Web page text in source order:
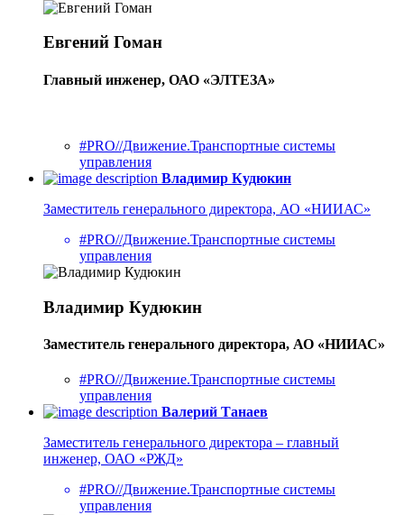
Евгений Гоман
Главный инженер, ОАО «ЭЛТЕЗА»
#PRO//Движение.Транспортные системы
управления
Владимир Кудюкин
Заместитель генерального директора, АО «НИИАС»
#PRO//Движение.Транспортные системы
управления
Владимир Кудюкин
Заместитель генерального директора, АО «НИИАС»
#PRO//Движение.Транспортные системы
управления
Валерий Танаев
Заместитель генерального директора – главный
инженер, ОАО «РЖД»
#PRO//Движение.Транспортные системы
управления